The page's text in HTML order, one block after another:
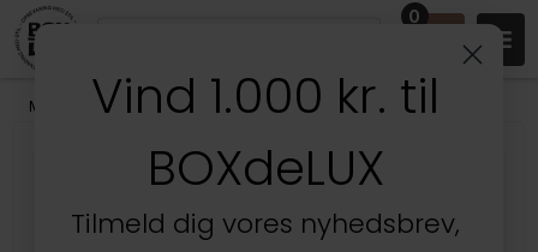
0
Mærker SmartStore
Vind 1.000 kr. til
BOXdeLUX
Tilmeld dig vores nyhedsbrev,